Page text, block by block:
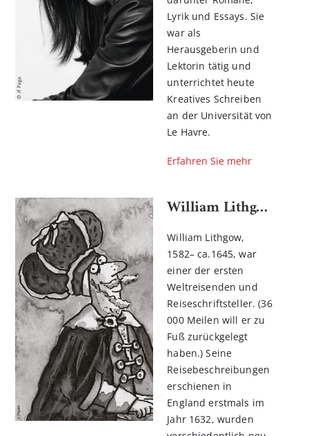
Lyrik und Essays. Sie
war als
Herausgeberin und
Lektorin tätig und
unterrichtet heute
Kreatives Schreiben
an der Universität von
Le Havre.
Erfahren Sie mehr
William Lithgow
William Lithgow,
1582– ca.1645, war
einer der ersten
Weltreisenden und
Reiseschriftsteller. (36
000 Meilen will er zu
Fuß zurückgelegt
haben.) Seine
Reisebeschreibungen
erschienen in
England erstmals im
Jahr 1632, wurden